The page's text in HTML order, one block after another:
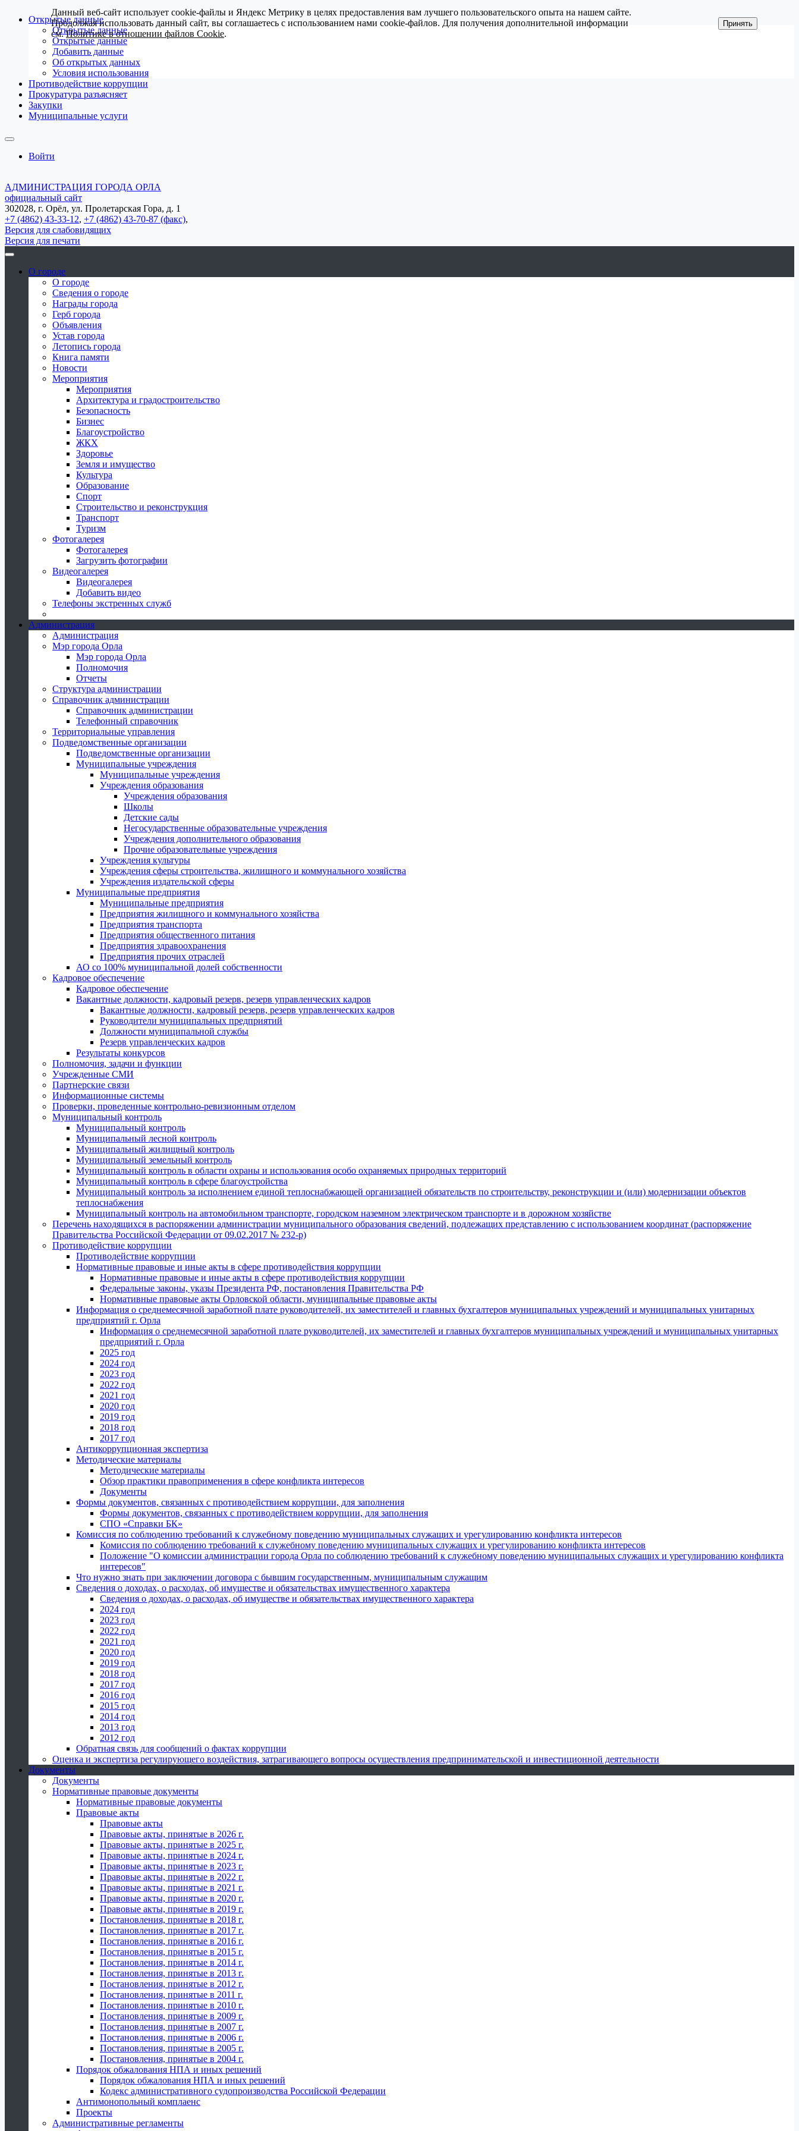
Открытые данные
Открытые данные
Открытые данные
Добавить данные
Об открытых данных
Условия использования
Противодействие коррупции
Прокуратура разъясняет
Закупки
Муниципальные услуги
Войти
АДМИНИСТРАЦИЯ ГОРОДА ОРЛА
официальный сайт
302028, г. Орёл, ул. Пролетарская Гора, д. 1
+7 (4862) 43-33-12, +7 (4862) 43-70-87 (факс),
Версия для слабовидящих
Версия для печати
О городе
О городе
Сведения о городе
Награды города
Герб города
Объявления
Устав города
Летопись города
Книга памяти
Новости
Мероприятия
Мероприятия
Архитектура и градостроительство
Безопасность
Бизнес
Благоустройство
ЖКХ
Здоровье
Земля и имущество
Культура
Образование
Спорт
Строительство и реконструкция
Транспорт
Туризм
Фотогалерея
Фотогалерея
Загрузить фотографии
Видеогалерея
Видеогалерея
Добавить видео
Телефоны экстренных служб
Администрация
Администрация
Мэр города Орла
Мэр города Орла
Полномочия
Отчеты
Структура администрации
Справочник администрации
Справочник администрации
Телефонный справочник
Территориальные управления
Подведомственные организации
Подведомственные организации
Муниципальные учреждения
Муниципальные учреждения
Учреждения образования
Учреждения образования
Школы
Детские сады
Негосударственные образовательные учреждения
Учреждения дополнительного образования
Прочие образовательные учреждения
Учреждения культуры
Учреждения сферы строительства, жилищного и коммунального хозяйства
Учреждения издательской сферы
Муниципальные предприятия
Муниципальные предприятия
Предприятия жилищного и коммунального хозяйства
Предприятия транспорта
Предприятия общественного питания
Предприятия здравоохранения
Предприятия прочих отраслей
АО со 100% муниципальной долей собственности
Кадровое обеспечение
Кадровое обеспечение
Вакантные должности, кадровый резерв, резерв управленческих кадров
Вакантные должности, кадровый резерв, резерв управленческих кадров
Руководители муниципальных предприятий
Должности муниципальной службы
Резерв управленческих кадров
Результаты конкурсов
Полномочия, задачи и функции
Учрежденные СМИ
Партнерские связи
Информационные системы
Проверки, проведенные контрольно-ревизионным отделом
Муниципальный контроль
Муниципальный контроль
Муниципальный лесной контроль
Муниципальный жилищный контроль
Муниципальный земельный контроль
Муниципальный контроль в области охраны и использования особо охраняемых природных территорий
Муниципальный контроль в сфере благоустройства
Муниципальный контроль за исполнением единой теплоснабжающей организацией обязательств по строительству, реконструкции и (или) модернизации объектов
теплоснабжения
Муниципальный контроль на автомобильном транспорте, городском наземном электрическом транспорте и в дорожном хозяйстве
Перечень находящихся в распоряжении администрации муниципального образования сведений, подлежащих представлению с использованием координат (распоряжение
Правительства Российской Федерации от 09.02.2017 № 232-р)
Противодействие коррупции
Противодействие коррупции
Нормативные правовые и иные акты в сфере противодействия коррупции
Нормативные правовые и иные акты в сфере противодействия коррупции
Федеральные законы, указы Президента РФ, постановления Правительства РФ
Нормативные правовые акты Орловской области, муниципальные правовые акты
Информация о среднемесячной заработной плате руководителей, их заместителей и главных бухгалтеров муниципальных учреждений и муниципальных унитарных
предприятий г. Орла
Информация о среднемесячной заработной плате руководителей, их заместителей и главных бухгалтеров муниципальных учреждений и муниципальных унитарных
предприятий г. Орла
2025 год
2024 год
2023 год
2022 год
2021 год
2020 год
2019 год
2018 год
2017 год
Антикоррупционная экспертиза
Методические материалы
Методические материалы
Обзор практики правоприменения в сфере конфликта интересов
Документы
Формы документов, связанных с противодействием коррупции, для заполнения
Формы документов, связанных с противодействием коррупции, для заполнения
СПО «Справки БК»
Комиссия по соблюдению требований к служебному поведению муниципальных служащих и урегулированию конфликта интересов
Комиссия по соблюдению требований к служебному поведению муниципальных служащих и урегулированию конфликта интересов
Положение "О комиссии администрации города Орла по соблюдению требований к служебному поведению муниципальных служащих и урегулированию конфликта
интересов"
Что нужно знать при заключении договора с бывшим государственным, муниципальным служащим
Сведения о доходах, о расходах, об имуществе и обязательствах имущественного характера
Сведения о доходах, о расходах, об имуществе и обязательствах имущественного характера
2024 год
2023 год
2022 год
2021 год
2020 год
2019 год
2018 год
2017 год
2016 год
2015 год
2014 год
2013 год
2012 год
Обратная связь для сообщений о фактах коррупции
Оценка и экспертиза регулирующего воздействия, затрагивающего вопросы осуществления предпринимательской и инвестиционной деятельности
Документы
Документы
Нормативные правовые документы
Нормативные правовые документы
Правовые акты
Правовые акты
Правовые акты, принятые в 2026 г.
Правовые акты, принятые в 2025 г.
Правовые акты, принятые в 2024 г.
Правовые акты, принятые в 2023 г.
Правовые акты, принятые в 2022 г.
Правовые акты, принятые в 2021 г.
Правовые акты, принятые в 2020 г.
Правовые акты, принятые в 2019 г.
Постановления, принятые в 2018 г.
Постановления, принятые в 2017 г.
Постановления, принятые в 2016 г.
Постановления, принятые в 2015 г.
Постановления, принятые в 2014 г.
Постановления, принятые в 2013 г.
Постановления, принятые в 2012 г.
Постановления, принятые в 2011 г.
Постановления, принятые в 2010 г.
Постановления, принятые в 2009 г.
Постановления, принятые в 2007 г.
Постановления, принятые в 2006 г.
Постановления, принятые в 2005 г.
Постановления, принятые в 2004 г.
Порядок обжалования НПА и иных решений
Порядок обжалования НПА и иных решений
Кодекс административного судопроизводства Российской Федерации
Антимонопольный комплаенс
Проекты
Административные регламенты
Данный веб-сайт использует cookie-файлы и Яндекс Метрику в целях предоставления вам лучшего пользовательского опыта на нашем сайте.
Продолжая использовать данный сайт, вы соглашаетесь с использованием нами cookie-файлов. Для получения дополнительной информации
см.Политике в отношении файлов Cookie.
Принять